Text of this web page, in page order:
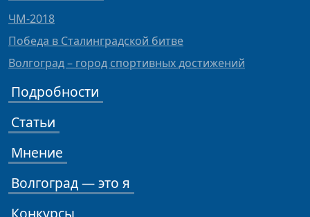
ЧМ-2018
Победа в Сталинградской битве
Волгоград – город спортивных достижений
Подробности
Статьи
Мнение
Волгоград — это я